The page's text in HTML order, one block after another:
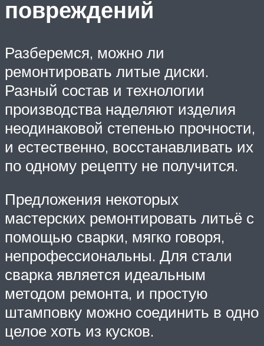
повреждений
Разберемся, можно ли
ремонтировать литые диски.
Разный состав и технологии
производства наделяют изделия
неодинаковой степенью прочности,
и естественно, восстанавливать их
по одному рецепту не получится.
Предложения некоторых
мастерских ремонтировать литьё с
помощью сварки, мягко говоря,
непрофессиональны. Для стали
сварка является идеальным
методом ремонта, и простую
штамповку можно соединить в одно
целое хоть из кусков.